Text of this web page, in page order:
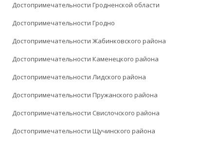
Достопримечательности Гродненской области
Достопримечательности Гродно
Достопримечательности Жабинковского района
Достопримечательности Каменецкого района
Достопримечательности Лидского района
Достопримечательности Пружанского района
Достопримечательности Свислочского района
Достопримечательности Щучинского района